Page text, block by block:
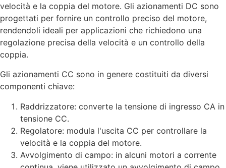
velocità e la coppia del motore. Gli azionamenti DC sono
progettati per fornire un controllo preciso del motore,
rendendoli ideali per applicazioni che richiedono una
regolazione precisa della velocità e un controllo della
coppia.
Gli azionamenti CC sono in genere costituiti da diversi
componenti chiave:
Raddrizzatore: converte la tensione di ingresso CA in
tensione CC.
Regolatore: modula l'uscita CC per controllare la
velocità e la coppia del motore.
Avvolgimento di campo: in alcuni motori a corrente